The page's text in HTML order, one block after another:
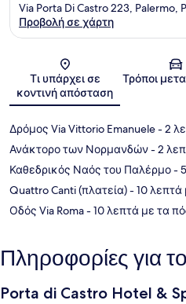
Via Porta Di Castro 223, Palermo,
Προβολή σε χάρτη
Τι υπάρχει σε
κοντινή απόσταση
Τρόποι
Δρόμος Via Vittorio Emanuele- 2
Ανάκτορο των Νορμανδών- 2
Καθεδρικός Ναός του Παλέρμο-
Quattro Canti (πλατεία)- 10 λεπτά
Οδός Via Roma- 10 λεπτά με τα
Πληροφορίες για
Porta di Castro Hotel &